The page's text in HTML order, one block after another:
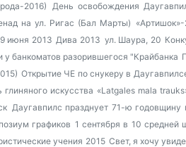
2016) День освобождения
на ул. Ригас (Бал Марты)
июня 2013 Дива 2013 ул. Шаура, 20
у банкоматов разорившегося "Крайбанка
Открытие ЧЕ по снукеру в
глиняного искусства «Latgales mala
Даугавпилс празднует 71-ю
графиков 1 сентября в 10 средней
учения 2015 Свет, я хочу